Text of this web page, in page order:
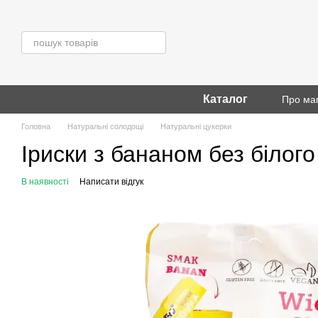
Каталог Про
Головна Натуральні солодощі Натуральні цукерки
Іриски з бананом без
В наявності Написати відгук